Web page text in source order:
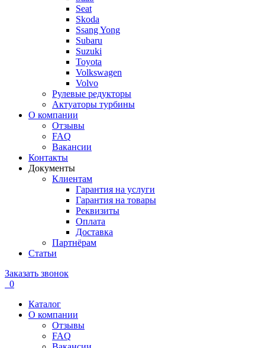
Seat
Skoda
Ssang Yong
Subaru
Suzuki
Toyota
Volkswagen
Volvo
Рулевые редукторы
Актуаторы турбины
О компании
Отзывы
FAQ
Вакансии
Контакты
Документы
Клиентам
Гарантия на услуги
Гарантия на товары
Реквизиты
Оплата
Доставка
Партнёрам
Статьи
Заказать звонок
0
Каталог
О компании
Отзывы
FAQ